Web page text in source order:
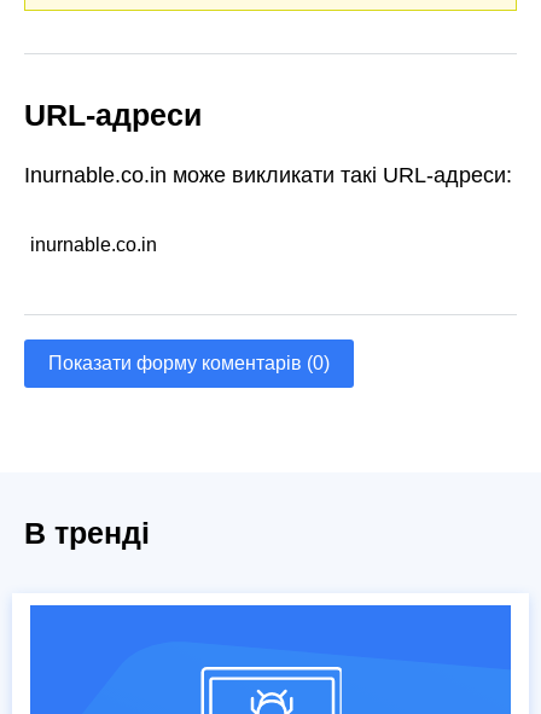
URL-адреси
Inurnable.co.in може викликати такі URL-адреси:
inurnable.co.in
Показати форму коментарів (0)
В тренді